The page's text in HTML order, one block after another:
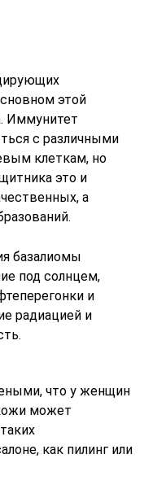
этой
Иммунитет
с различными
клеткам, но
это и
а
базалиомы
под солнцем,
и
радиацией и
что у женщин
может
как пилинг или